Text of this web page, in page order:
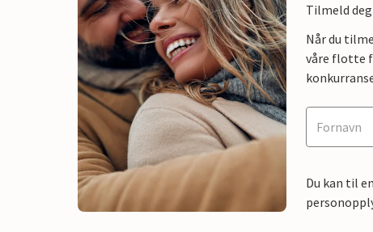
Tilmeld
Når du
våre flotte
Du kan til